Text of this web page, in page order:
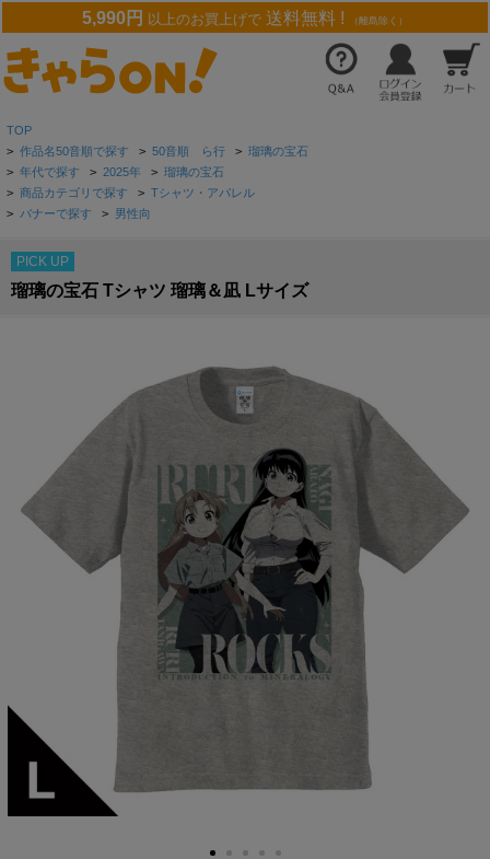
5,990円 以上のお買上げで 送料無料 ! （離島除く）
TOP
> 作品名50音順で探す > 50音順 ら行 > 瑠璃の宝石
> 年代で探す > 2025年 > 瑠璃の宝石
> 商品カテゴリで探す > Tシャツ・アパレル
> バナーで探す > 男性向
PICK UP
瑠璃の宝石 Tシャツ 瑠璃＆凪 Lサイズ